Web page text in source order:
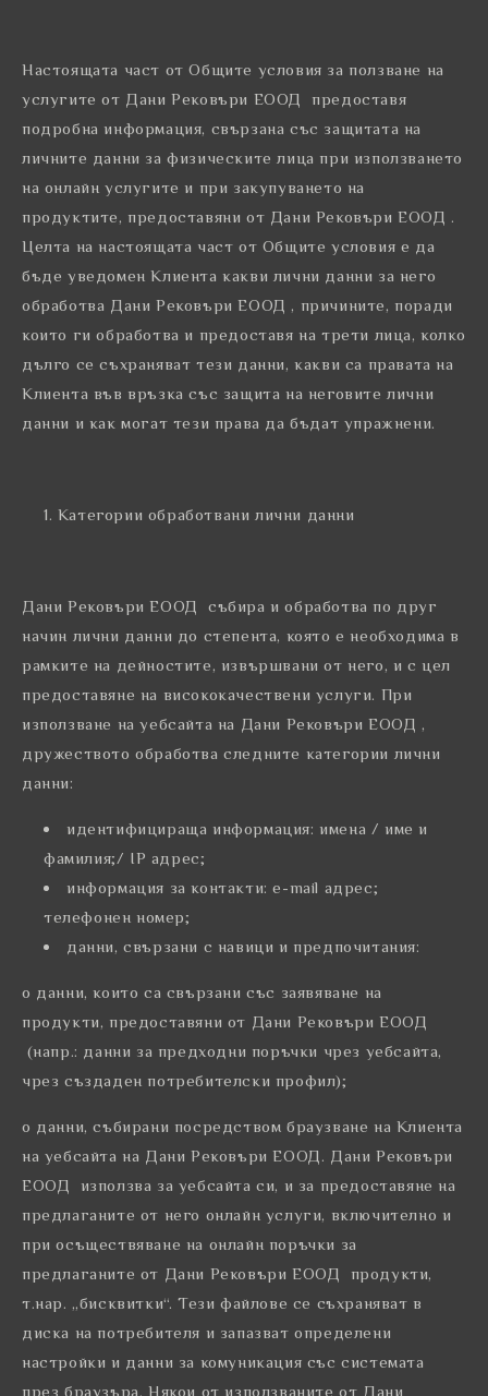
Настоящата част от Общите условия за ползване на
услугите от Дани Рековъри ЕООД предоставя
подробна информация, свързана със защитата на
личните данни за физическите лица при използването
на онлайн услугите и при закупуването на
продуктите, предоставяни от Дани Рековъри ЕООД .
Целта на настоящата част от Общите условия е да
бъде уведомен Клиента какви лични данни за него
обработва Дани Рековъри ЕООД , причините, поради
които ги обработва и предоставя на трети лица, колко
дълго се съхраняват тези данни, какви са правата на
Клиента във връзка със защита на неговите лични
данни и как могат тези права да бъдат упражнени.
Категории обработвани лични данни
Дани Рековъри ЕООД събира и обработва по друг
начин лични данни до степента, която е необходима в
рамките на дейностите, извършвани от него, и с цел
предоставяне на висококачествени услуги. При
използване на уебсайта на Дани Рековъри ЕООД ,
дружеството обработва следните категории лични
данни:
идентифицираща информация: имена / име и
фамилия;/ IP адрес;
информация за контакти: e-mail адрес;
телефонен номер;
данни, свързани с навици и предпочитания:
o данни, които са свързани със заявяване на
продукти, предоставяни от Дани Рековъри ЕООД
(напр.: данни за предходни поръчки чрез уебсайта,
чрез създаден потребителски профил);
o данни, събирани посредством браузване на Клиента
на уебсайта на Дани Рековъри ЕООД. Дани Рековъри
ЕООД използва за уебсайта си, и за предоставяне на
предлаганите от него онлайн услуги, включително и
при осъществяване на онлайн поръчки за
предлаганите от Дани Рековъри ЕООД продукти,
т.нар. „бисквитки“. Тези файлове се съхраняват в
диска на потребителя и запазват определени
настройки и данни за комуникация със системата
през браузъра. Някои от използваните от Дани